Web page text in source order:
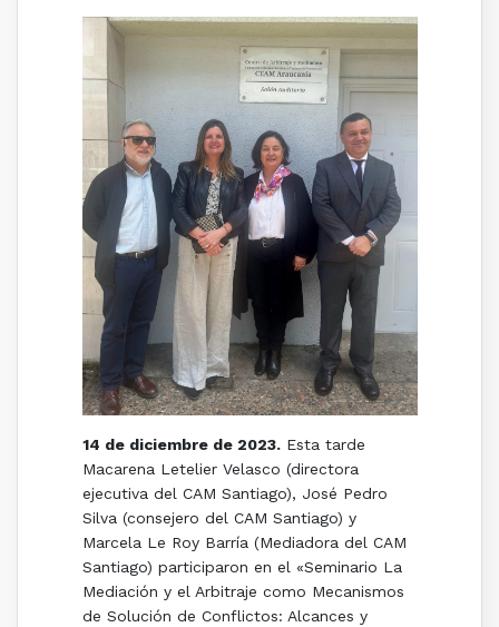
14 de diciembre de 2023.Esta tarde
Macarena Letelier Velasco (directora
ejecutiva del CAM Santiago), José Pedro
Silva (consejero del CAM Santiago) y
Marcela Le Roy Barría (Mediadora del CAM
Santiago) participaron en el «Seminario La
Mediación y el Arbitraje como Mecanismos
de Solución de Conflictos: Alcances y